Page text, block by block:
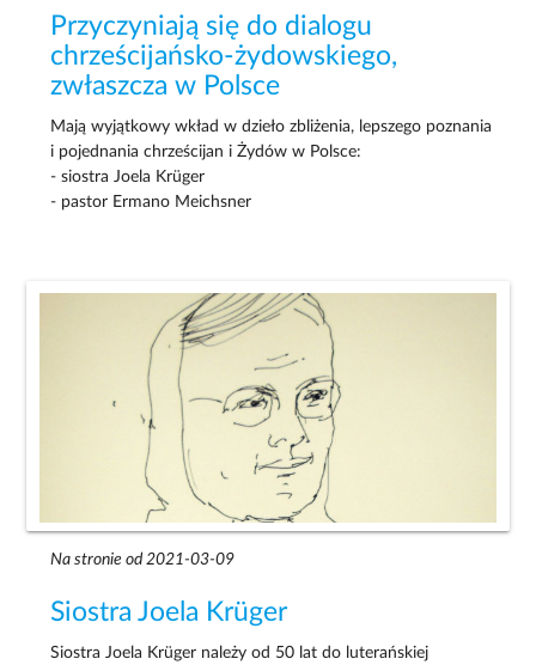
Przyczyniają się do dialogu
chrześcijańsko-żydowskiego,
zwłaszcza w Polsce
Mają wyjątkowy wkład w dzieło zbliżenia, lepszego poznania
i pojednania chrześcijan i Żydów w Polsce:
- siostra Joela Krüger
- pastor Ermano Meichsner
Na stronie od 2021-03-09
Siostra Joela Krüger
Siostra Joela Krüger należy od 50 lat do luterańskiej